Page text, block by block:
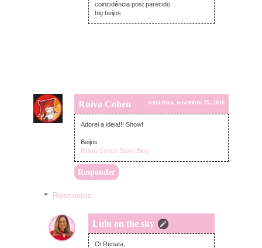
coincidência post parecido.
big beijos
Ruiva Cohen sexta-feira, novembro 25, 2016
Adorei a ideia!!! Show!
Beijos
Ruiva Cohen Store Blog
Responder
Respostas
Lulu on the sky
segunda-feira, novembro 28, 2016
Oi Renata,